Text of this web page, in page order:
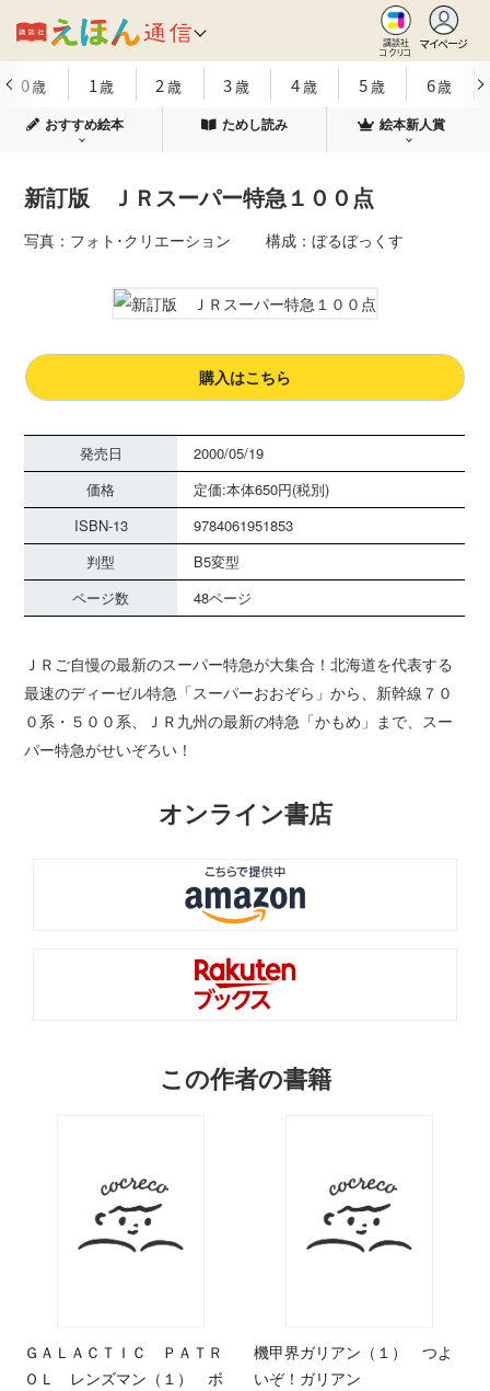
講談社
コクリコ
マイページ
0歳 1歳 2 歳 3歳 4歳 5歳 6歳
おすすめ絵本 ためし読み 絵本新人賞
新訂版 ＪＲスーパー特急１００点
写真：フォト･クリエーション 構成：ぼるぼっくす
購入はこちら
発売日
2000/05/19
価格
定価:本体650円(税別)
ISBN-13
9784061951853
判型
B5変型
ページ数
48ページ
ＪＲご自慢の最新のスーパー特急が大集合！北海道を代表する
最速のディーゼル特急「スーパーおおぞら」から、新幹線７０
０系・５００系、ＪＲ九州の最新の特急「かもめ」まで、スー
パー特急がせいぞろい！
オンライン書店
この作者の書籍
ＧＡＬＡＣＴＩＣ ＰＡＴＲ
ＯＬ レンズマン（１） ボ
機甲界ガリアン（１） つよ
いぞ！ガリアン